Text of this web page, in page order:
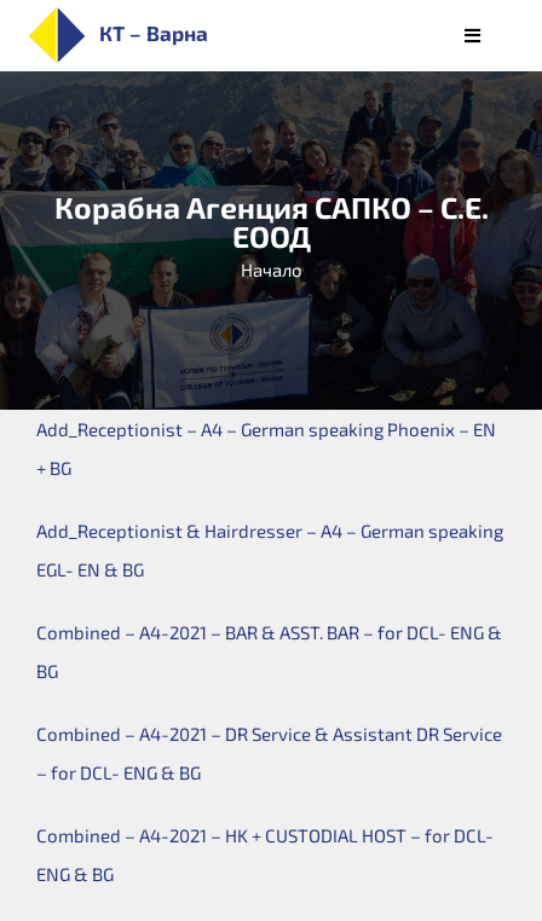
content
КТ – Варна
Toggle
НАЧАЛО
ЗА КОЛЕЖА
ПРИЕМ
СПЕЦИАЛНОСТИ
СТУДЕНТИ
ОБУЧЕНИЕ
КАРИЕРИ
АЛУМНИ/РЕАЛИЗАЦИЯ
БЮЛЕТИН
Корабна Агенция САПКО – С.Е.
ЕООД
Начало
Add_Receptionist – A4 – German speaking Phoenix – EN
+ BG
Add_Receptionist & Hairdresser – A4 – German speaking
EGL- EN & BG
Combined – A4-2021 – BAR & ASST. BAR – for DCL- ENG &
BG
Combined – A4-2021 – DR Service & Assistant DR Service
– for DCL- ENG & BG
Combined – A4-2021 – HK + CUSTODIAL HOST – for DCL-
ENG & BG